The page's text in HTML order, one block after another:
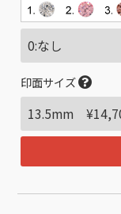
印面サイズ